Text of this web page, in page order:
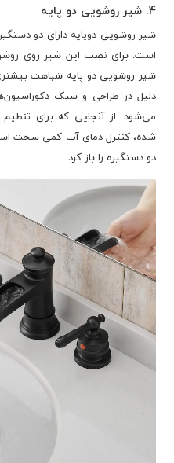
4. شیر روشویی دو پایه
شیر روشویی دوپایه دارای دو
است. برای نصب این شیر روی
شیر روشویی دو پایه شباهت
دلیل در طراحی و سبک
می‌شود. از آنجایی که برای
شده، کنترل دمای آب کمی سخت
دو دستگیره را باز کرد.